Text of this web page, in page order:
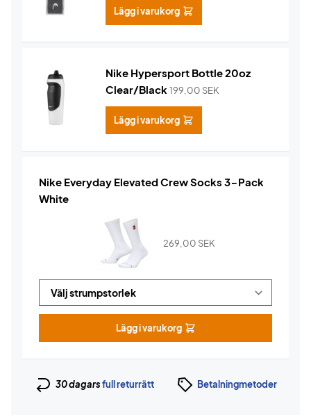
Lägg i varukorg
Nike Hypersport Bottle 20oz
Clear/Black199,00 SEK
Lägg i varukorg
Nike Everyday Elevated Crew Socks 3-Pack
White
269,00 SEK
Lägg i varukorg
30 dagarsfull returrätt Betalningmetoder